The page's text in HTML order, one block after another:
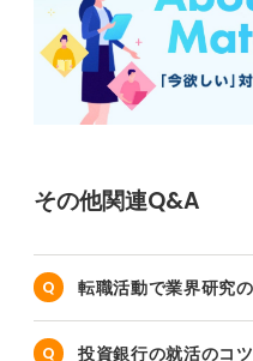
その他関連Q&A
転職活動で業界研究
投資銀行の就活のコ